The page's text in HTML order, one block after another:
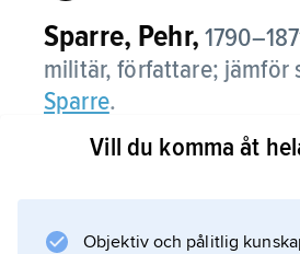
Sparre, Pehr,
militär, författare; jämför
Sparre.
Pehr Sparre deltog i finska
som förebilder, bl.a.
Vill du komma åt
Objektiv och pålitlig